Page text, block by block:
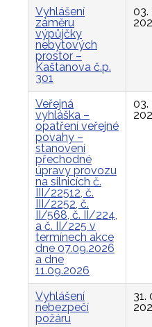
Vyhlášení
záměru
výpůjčky
nebytových
prostor –
Kaštanova č.p.
301
03.
Veřejná
vyhláška –
opatření veřejné
povahy –
stanovení
přechodné
úpravy provozu
na silnicích č.
III/22512, č.
III/2252, č.
II/568, č. II/224,
a č. II/225 v
termínech akce
dne 07.09.2026
a dne
11.09.2026
03.
Vyhlášení
nebezpečí
požáru
31.